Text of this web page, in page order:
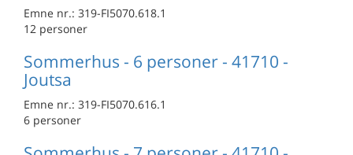
Emne nr.: 319-FI5070.618.1
12 personer
Sommerhus - 6 personer - 41710 -
Joutsa
Emne nr.: 319-FI5070.616.1
6 personer